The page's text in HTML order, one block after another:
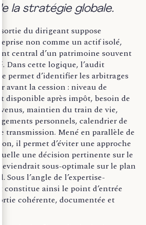
la stratégie globale.
sortie du dirigeant suppose
non comme un actif isolé,
central d’un patrimoine souvent
Dans cette logique, l’audit
permet d’identifier les arbitrages
avant la cession : niveau de
disponible après impôt, besoin de
maintien du train de vie,
personnels, calendrier de
transmission. Mené en parallèle de
il permet d’éviter une approche
une décision pertinente sur le
sous-optimale sur le plan
Sous l’angle de l’expertise-
constitue ainsi le point d’entrée
cohérente, documentée et